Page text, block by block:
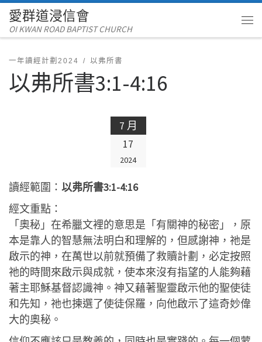
Skip to content
愛群道浸信會
OI KWAN ROAD BAPTIST CHURCH
一年讀經計劃2024 以弗所書
以弗所書3:1-4:16
7 月
17
2024
讀經範圍： 以弗所書3:1-4:16
經文重點：
「奧秘」在希臘文裡的意思是「有關神的秘密」，原
本是靠人的智慧無法明白和理解的，但感謝神，祂是
啟示的神，在萬世以前就預備了救贖計劃，必定按照
祂的時間來啟示與成就，使本來沒有指望的人能夠藉
著主耶穌基督認識神。神又藉著聖靈啟示他的聖使徒
和先知，祂也揀選了使徒保羅，向他啟示了這奇妙偉
大的奧秘。